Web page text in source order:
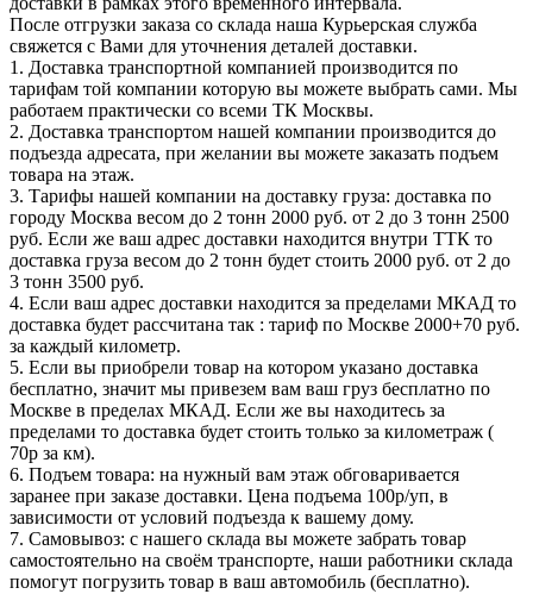
После отгрузки заказа со склада наша Курьерская служба
свяжется с Вами для уточнения деталей доставки.
1. Доставка транспортной компанией производится по
тарифам той компании которую вы можете выбрать сами. Мы
работаем практически со всеми ТК Москвы.
2. Доставка транспортом нашей компании производится до
подъезда адресата, при желании вы можете заказать подъем
товара на этаж.
3. Тарифы нашей компании на доставку груза: доставка по
городу Москва весом до 2 тонн 2000 руб. от 2 до 3 тонн 2500
руб. Если же ваш адрес доставки находится внутри ТТК то
доставка груза весом до 2 тонн будет стоить 2000 руб. от 2 до
3 тонн 3500 руб.
4. Если ваш адрес доставки находится за пределами МКАД то
доставка будет рассчитана так : тариф по Москве 2000+70 руб.
за каждый километр.
5. Если вы приобрели товар на котором указано доставка
бесплатно, значит мы привезем вам ваш груз бесплатно по
Москве в пределах МКАД. Если же вы находитесь за
пределами то доставка будет стоить только за километраж (
70р за км).
6. Подъем товара: на нужный вам этаж обговаривается
заранее при заказе доставки. Цена подъема 100р/уп, в
зависимости от условий подъезда к вашему дому.
7. Самовывоз: с нашего склада вы можете забрать товар
самостоятельно на своём транспорте, наши работники склада
помогут погрузить товар в ваш автомобиль (бесплатно).